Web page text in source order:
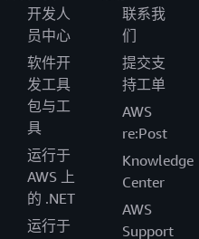
开发人
员中心
软件开
发工具
包与工
具
运行于
AWS 上
的 .NET
运行于
联系我
们
提交支
持工单
AWS
re:Post
Knowledge
Center
AWS
Support